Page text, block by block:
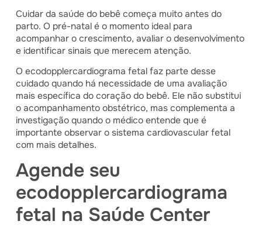
Cuidar da saúde do bebê começa muito antes do
parto. O pré-natal é o momento ideal para
acompanhar o crescimento, avaliar o desenvolvimento
e identificar sinais que merecem atenção.
O ecodopplercardiograma fetal faz parte desse
cuidado quando há necessidade de uma avaliação
mais específica do coração do bebê. Ele não substitui
o acompanhamento obstétrico, mas complementa a
investigação quando o médico entende que é
importante observar o sistema cardiovascular fetal
com mais detalhes.
Agende seu
ecodopplercardiograma
fetal na Saúde Center